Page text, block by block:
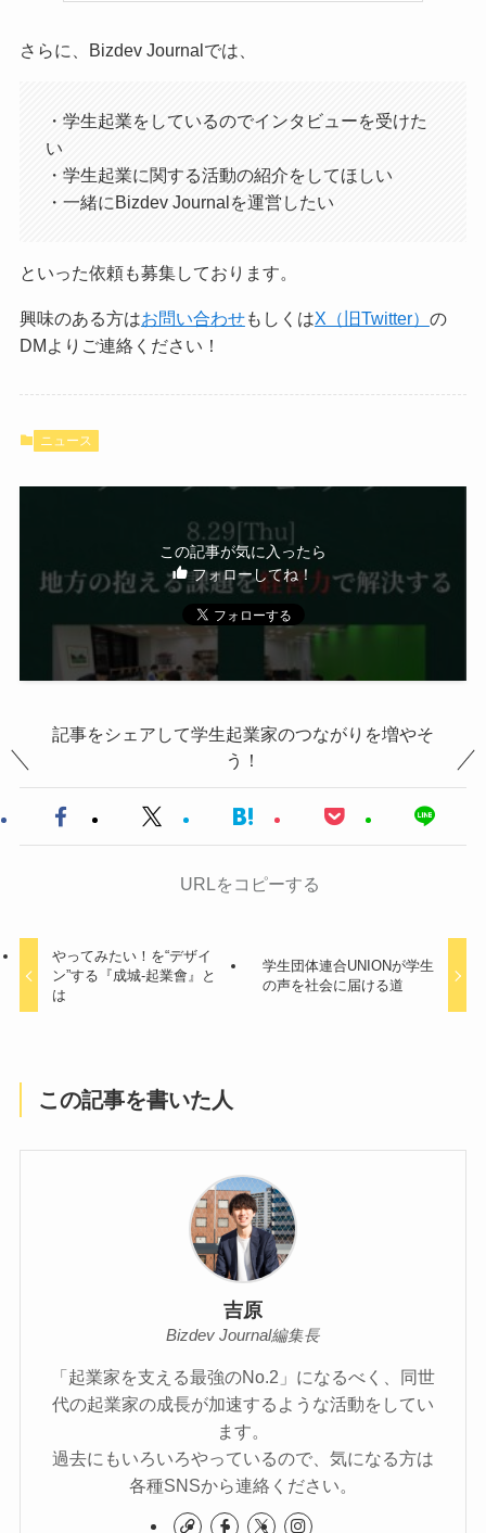
さらに、Bizdev Journalでは、
・学生起業をしているのでインタビューを受けた
い
・学生起業に関する活動の紹介をしてほしい
・一緒にBizdev Journalを運営したい
といった依頼も募集しております。
興味のある方はお問い合わせもしくはX（旧Twitter） の
DMよりご連絡ください！
ニュース
この記事が気に入ったら
フォローしてね！
記事をシェアして学生起業家のつながりを増やそ
う！
URLをコピーする
やってみたい！を“デザイ
ン”する『成城-起業會』と
は
学生団体連合UNIONが学生
の声を社会に届ける道
この記事を書いた人
吉原
Bizdev Journal編集長
「起業家を支える最強のNo.2」になるべく、同世
代の起業家の成長が加速するような活動をしてい
ます。
過去にもいろいろやっているので、気になる方は
各種SNSから連絡ください。